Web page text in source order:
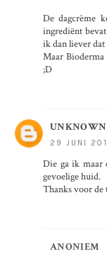
De dagcrème
ingrediënt
ik dan liever
Maar
;D
UNKNOWN
29 JUNI
Die ga ik maar
gevoelige huid.
Thanks voor de
ANONIEM